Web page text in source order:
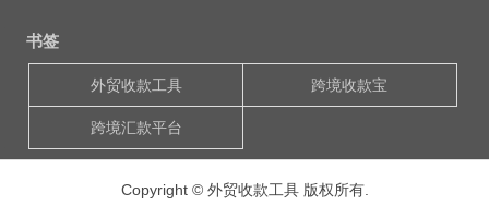
书签
外贸收款工具 跨境收款宝
跨境汇款平台
Copyright © 外贸收款工具 版权所有.